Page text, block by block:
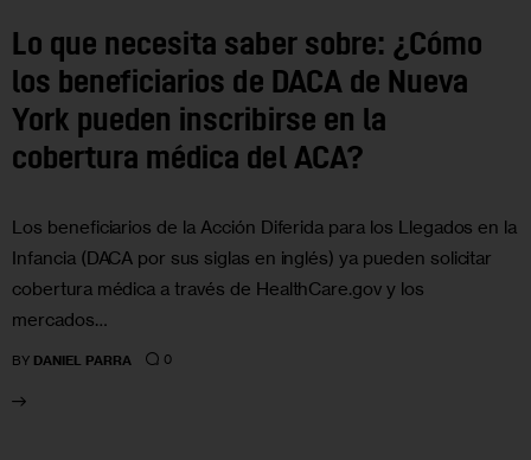
Lo que necesita saber sobre: ¿Cómo
los beneficiarios de DACA de Nueva
York pueden inscribirse en la
cobertura médica del ACA?
Los beneficiarios de la Acción Diferida para los Llegados en la
Infancia (DACA por sus siglas en inglés) ya pueden solicitar
cobertura médica a través de HealthCare.gov y los
mercados…
BY DANIEL PARRA 0